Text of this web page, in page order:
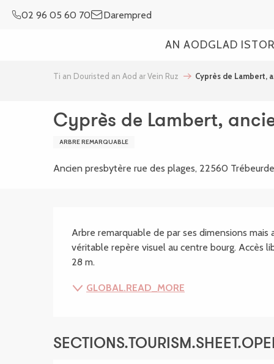
02 96 05 60 70 Darempred
AN AODGLAD
Ti an Douristed an Aod ar Vein Ruz Cyprès de Lambert,
Cyprès de Lambert,
ARBRE REMARQUABLE
Ancien presbytère rue des plages, 22560
Arbre remarquable de par ses dimensions
véritable repère visuel au centre bourg. Accès
28 m.
GLOBAL.READ_MORE